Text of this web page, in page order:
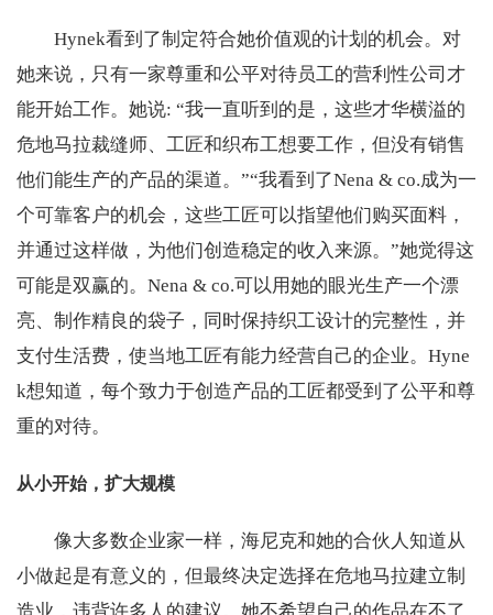
Hynek看到了制定符合她价值观的计划的机会。对
她来说，只有一家尊重和公平对待员工的营利性公司才
能开始工作。她说: “我一直听到的是，这些才华横溢的
危地马拉裁缝师、工匠和织布工想要工作，但没有销售
他们能生产的产品的渠道。”“我看到了Nena & co.成为一
个可靠客户的机会，这些工匠可以指望他们购买面料，
并通过这样做，为他们创造稳定的收入来源。”她觉得这
可能是双赢的。Nena & co.可以用她的眼光生产一个漂
亮、制作精良的袋子，同时保持织工设计的完整性，并
支付生活费，使当地工匠有能力经营自己的企业。Hyne
k想知道，每个致力于创造产品的工匠都受到了公平和尊
重的对待。
从小开始，扩大规模
像大多数企业家一样，海尼克和她的合伙人知道从
小做起是有意义的，但最终决定选择在危地马拉建立制
造业，违背许多人的建议。她不希望自己的作品在不了